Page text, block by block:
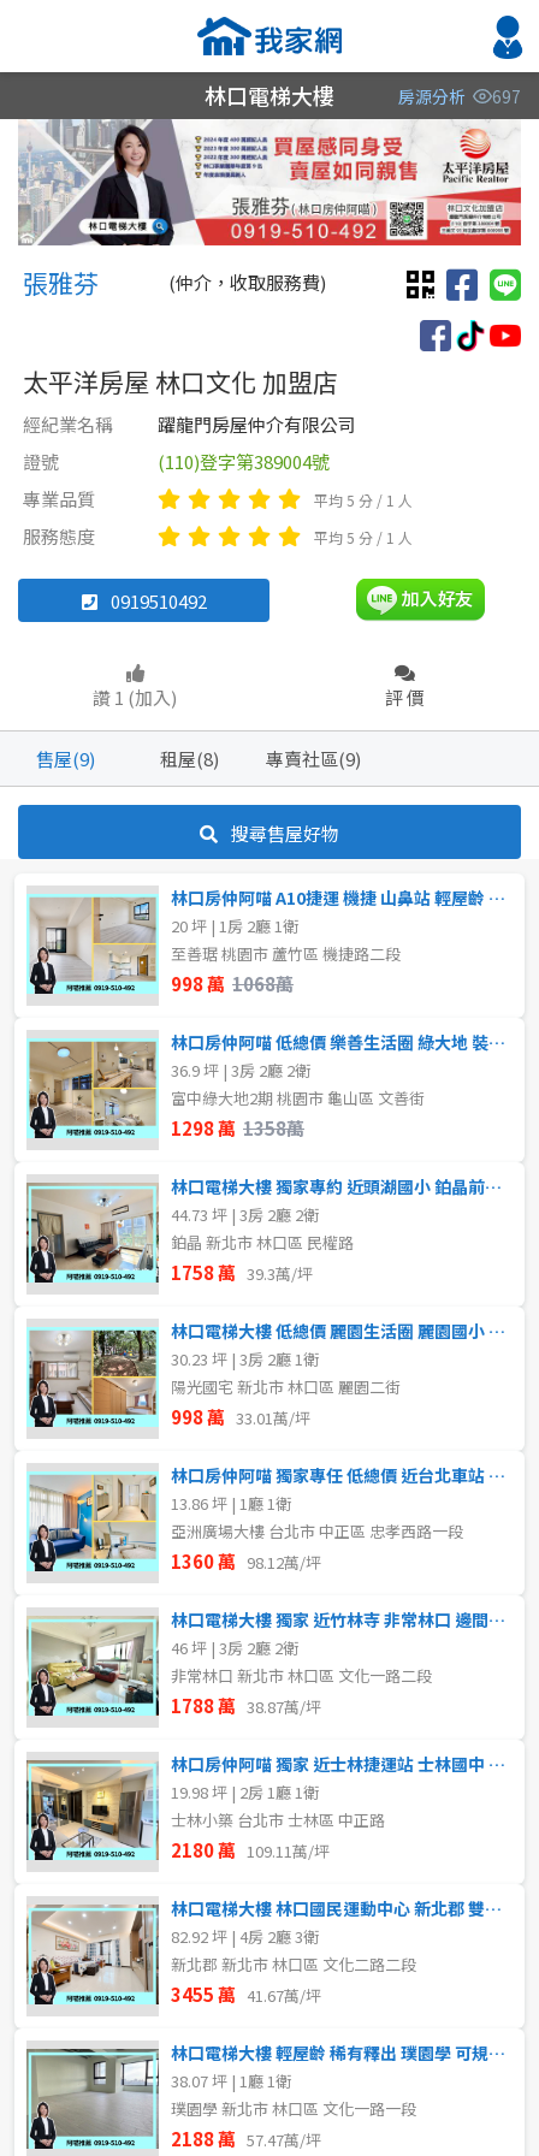
縣市
不限
台北市
區域
不限
不拘 電梯大樓 華廈
坪數
20~30 坪 30~40 坪
40~50 坪 80坪以上
~ 坪
樓層
不拘
3樓 5~10樓
11~20樓
~ 樓
格局
不拘
2房 3房
4房
屋齡
不拘
售價
縣市
不限
區域
不限
縣市
不限
區域
不限
不拘 整層住家 店面
住辦
不拘
20坪以下
20~30 坪 30~40 坪
60~70 坪
70~80 坪
~
樓層
不拘
2樓
3樓 5~10樓
11~20樓
格局
不拘
租金(元)
林口電梯大樓 房源分析 697
張雅芬 張雅芬
張雅芬 (仲介，收取服務費)
太平洋房屋 林口文化 加盟店
經紀業名稱
躍龍門房屋仲介有限公司
證號
(110)登字第389004號
專業品質
平均 5 分 / 1 人
服務態度 平均 5 分 / 1 人
0919510492
讚 1 (加入) 評 價
售屋(9) 租屋(8) 專賣社區(9)
搜尋售屋好物
林口房仲阿喵 A10捷運 機捷 山鼻站 輕屋齡 陽台一房
20 坪 | 1房 2廳 1衛
至善琚 桃園市 蘆竹區 機捷路二段
998 萬 1068萬
林口房仲阿喵 低總價 樂善生活圈 綠大地 裝潢3房平車公園宅
36.9 坪 | 3房 2廳 2衛
富中綠大地2期 桃園市 龜山區 文善街
1298 萬 1358萬
林口電梯大樓 獨家專約 近頭湖國小 鉑晶前後陽台採光3房平車
44.73 坪 | 3房 2廳 2衛
鉑晶 新北市 林口區 民權路
1758 萬 39.3萬/坪
林口電梯大樓 低總價 麗園生活圈 麗園國小 國宅3房公園宅
30.23 坪 | 3房 2廳 1衛
陽光國宅 新北市 林口區 麗園二街
998 萬 33.01萬/坪
林口房仲阿喵 獨家專任 低總價 近台北車站 高樓採光精品宅
13.86 坪 | 1廳 1衛
亞洲廣場大樓 台北市 中正區 忠孝西路一段
1360 萬 98.12萬/坪
林口電梯大樓 獨家 近竹林寺 非常林口 邊間採光樹梢3房平車
46 坪 | 3房 2廳 2衛
非常林口 新北市 林口區 文化一路二段
1788 萬 38.87萬/坪
林口房仲阿喵 獨家 近士林捷運站 士林國中 小築邊間美妝2房
19.98 坪 | 2房 1廳 1衛
士林小築 台北市 士林區 中正路
2180 萬 109.11萬/坪
林口電梯大樓 林口國民運動中心 新北郡 雙主臥邊間4房平車
82.92 坪 | 4房 2廳 3衛
新北郡 新北市 林口區 文化二路二段
3455 萬 41.67萬/坪
林口電梯大樓 輕屋齡 稀有釋出 璞園學 可規劃2房 有平車
38.07 坪 | 1廳 1衛
璞園學 新北市 林口區 文化一路一段
2188 萬 57.47萬/坪